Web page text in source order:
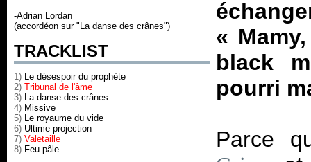
-Adrian Lordan
(accordéon sur "La danse des crânes")
TRACKLIST
1) Le désespoir du prophète
2) Tribunal de l'âme
3) La danse des crânes
4) Missive
5) Le royaume du vide
6) Ultime projection
7) Valetaille
8) Feu pâle
«
black
pourri
Parce